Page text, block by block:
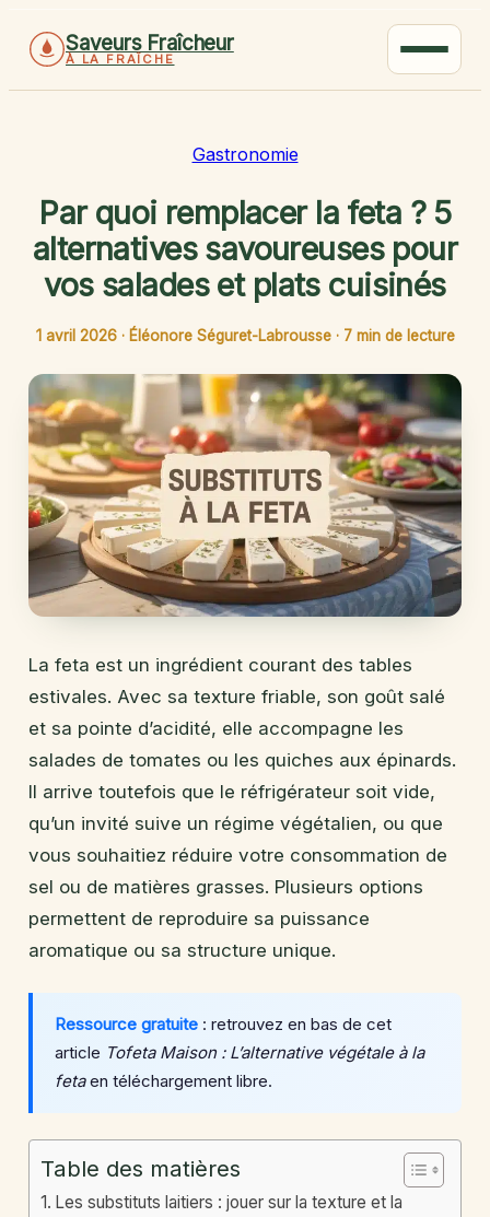
Saveurs Fraîcheur
À LA FRAÎCHE
Gastronomie
Par quoi remplacer la feta ? 5
alternatives savoureuses pour
vos salades et plats cuisinés
1 avril 2026 · Éléonore Séguret-Labrousse · 7 min de lecture
La feta est un ingrédient courant des tables
estivales. Avec sa texture friable, son goût salé
et sa pointe d’acidité, elle accompagne les
salades de tomates ou les quiches aux épinards.
Il arrive toutefois que le réfrigérateur soit vide,
qu’un invité suive un régime végétalien, ou que
vous souhaitiez réduire votre consommation de
sel ou de matières grasses. Plusieurs options
permettent de reproduire sa puissance
aromatique ou sa structure unique.
Ressource gratuite : retrouvez en bas de cet
article Tofeta Maison : L’alternative végétale à la
fetaen téléchargement libre.
Table des matières
Les substituts laitiers : jouer sur la texture et la